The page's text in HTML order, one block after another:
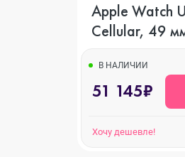
Apple Watch
Cellular, 49
желтого
В НАЛИЧИИ
51 145₽
Хочу дешевле!